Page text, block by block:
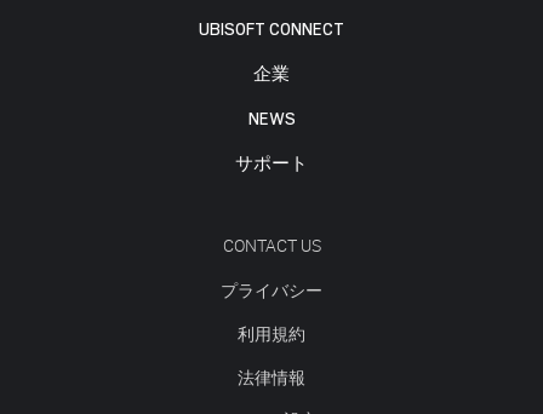
UBISOFT CONNECT
企業
NEWS
サポート
CONTACT US
プライバシー
利用規約
法律情報